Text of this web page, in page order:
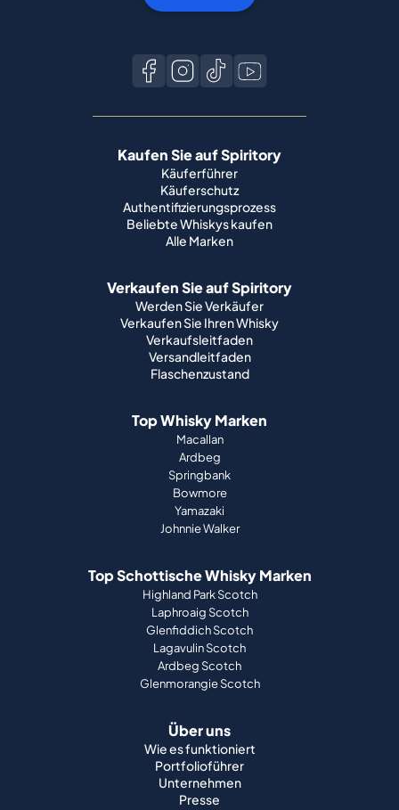
Kaufen Sie auf Spiritory
Käuferführer
Käuferschutz
Authentifizierungsprozess
Beliebte Whiskys kaufen
Alle Marken
Verkaufen Sie auf Spiritory
Werden Sie Verkäufer
Verkaufen Sie Ihren Whisky
Verkaufsleitfaden
Versandleitfaden
Flaschenzustand
Top Whisky Marken
Macallan
Ardbeg
Springbank
Bowmore
Yamazaki
Johnnie Walker
Top Schottische Whisky Marken
Highland Park Scotch
Laphroaig Scotch
Glenfiddich Scotch
Lagavulin Scotch
Ardbeg Scotch
Glenmorangie Scotch
Über uns
Wie es funktioniert
Portfolioführer
Unternehmen
Presse